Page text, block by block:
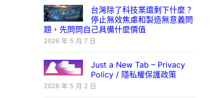
台灣除了科技業還剩下什麼？
停止無效焦慮和製造無意義問
題，先問問自己具備什麼價值
2026 年 5 月 7 日
Just a New Tab – Privacy
Policy / 隱私權保護政策
2026 年 5 月 2 日